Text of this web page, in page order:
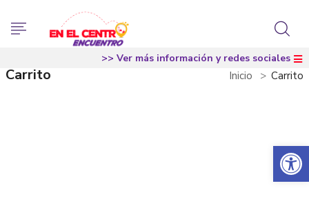
Abrir
Carrito Inicio Carrito
>> Ver más información y redes sociales